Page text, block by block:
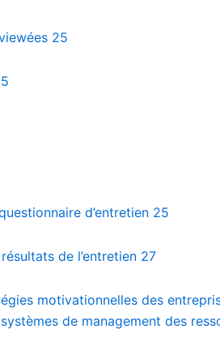
25
d’entretien 25
de l’entretien 27
motivationnelles des
de management des